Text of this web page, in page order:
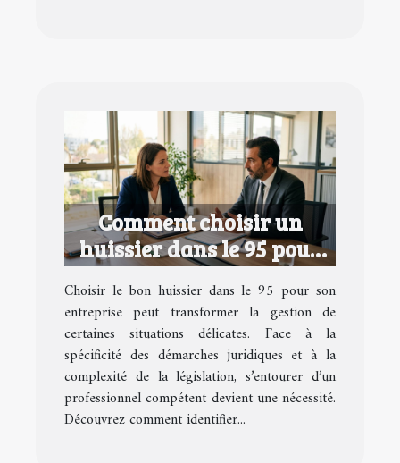
Comment choisir un
huissier dans le 95 pour
votre entreprise ?
Choisir le bon huissier dans le 95 pour son
entreprise peut transformer la gestion de
certaines situations délicates. Face à la
spécificité des démarches juridiques et à la
complexité de la législation, s’entourer d’un
professionnel compétent devient une nécessité.
Découvrez comment identifier...